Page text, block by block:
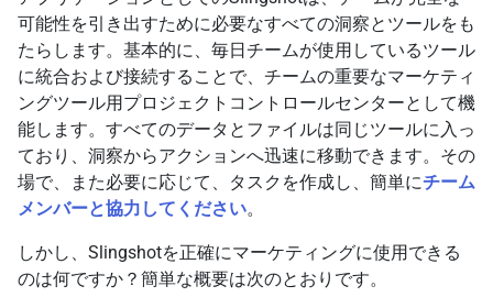
可能性を引き出すために必要なすべての洞察とツールをも
たらします。基本的に、毎日チームが使用しているツール
に統合および接続することで、チームの重要なマーケティ
ングツール用プロジェクトコントロールセンターとして機
能します。すべてのデータとファイルは同じツールに入っ
ており、洞察からアクションへ迅速に移動できます。その
場で、また必要に応じて、タスクを作成し、簡単にチーム
メンバーと協力してください。
しかし、Slingshotを正確にマーケティングに使用できる
のは何ですか？簡単な概要は次のとおりです。